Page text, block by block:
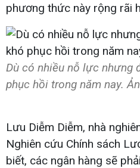
phương thức này rộng rãi
Dù có nhiều nỗ lực nhưng
phục hồi trong năm nay.
Lưu Diễm Diễm, nhà
Nghiên cứu Chính sách
biết, các ngân hàng sẽ